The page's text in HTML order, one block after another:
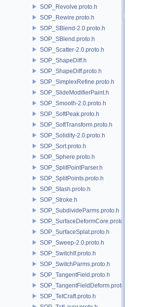
SOP_Revolve.proto.h
SOP_Rewire.proto.h
SOP_SBlend-2.0.proto.h
SOP_SBlend.proto.h
SOP_Scatter-2.0.proto.h
SOP_ShapeDiff.h
SOP_ShapeDiff.proto.h
SOP_SimplexRefine.proto.h
SOP_SlideModifierPaint.h
SOP_Smooth-2.0.proto.h
SOP_SoftPeak.proto.h
SOP_SoftTransform.proto.h
SOP_Solidify-2.0.proto.h
SOP_Sort.proto.h
SOP_Sphere.proto.h
SOP_SplitPointParser.h
SOP_SplitPoints.proto.h
SOP_Stash.proto.h
SOP_Stroke.h
SOP_SubdivideParms.proto.h
SOP_SurfaceDeformCore.proto.h
SOP_SurfaceSplat.proto.h
SOP_Sweep-2.0.proto.h
SOP_SwitchIf.proto.h
SOP_SwitchParms.proto.h
SOP_TangentField.proto.h
SOP_TangentFieldDeform.proto.h
SOP_TetCraft.proto.h